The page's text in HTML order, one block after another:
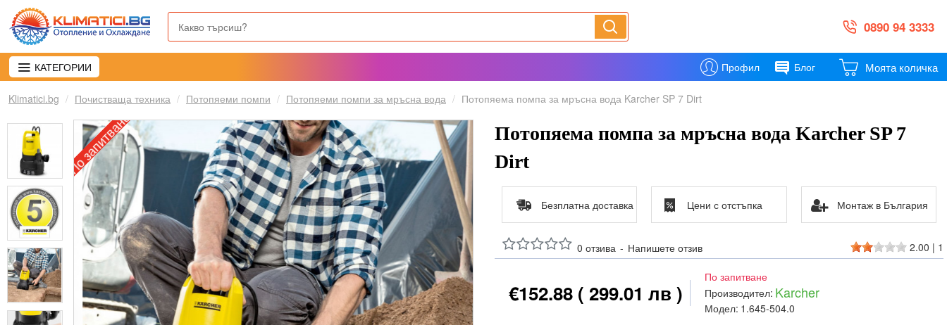
0890 94 3333
КАТЕГОРИИ Профил Блог Моята количка
Klimatici.bg Почистваща техника Потопяеми помпи Потопяеми помпи за мръсна вода Потопяема помпа за мръсна вода Karcher SP 7 Dirt
По запитване
Потопяема помпа за мръсна вода Karcher SP 7
Dirt
0 отзива - Напишете отзив 2.00 | 1
€152.88 ( 299.01 лв )
По запитване
Производител: Karcher
Модел: 1.645-504.0
Безплатна доставка Цени с отстъпка Монтаж в България